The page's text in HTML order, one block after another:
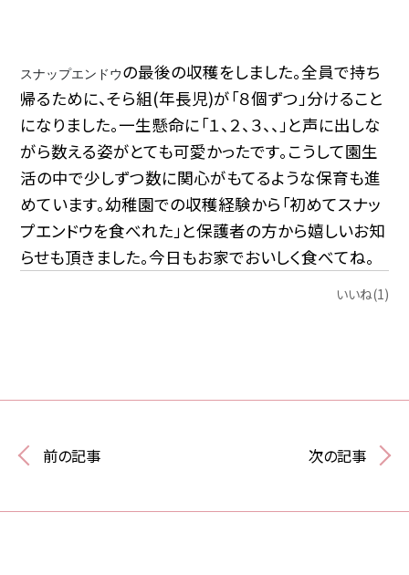
スナップエンドウの最後の収穫をしました。全員で持ち
帰るために、そら組(年長児)が「８個ずつ」分けること
になりました。一生懸命に「１、２、３、、」と声に出しな
がら数える姿がとても可愛かったです。こうして園生
活の中で少しずつ数に関心がもてるような保育も進
めています。幼稚園での収穫経験から「初めてスナッ
プエンドウを食べれた」と保護者の方から嬉しいお知
らせも頂きました。今日もお家でおいしく食べてね。
いいね(1)
前の記事 次の記事